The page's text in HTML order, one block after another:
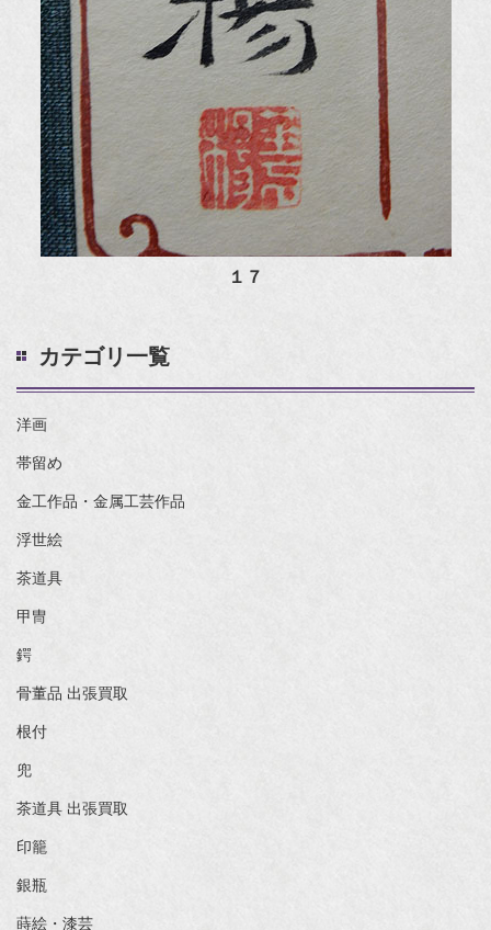
１７
カテゴリ一覧
洋画
帯留め
金工作品・金属工芸作品
浮世絵
茶道具
甲冑
鍔
骨董品 出張買取
根付
兜
茶道具 出張買取
印籠
銀瓶
蒔絵・漆芸